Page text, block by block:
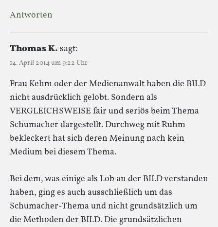
Antworten
Thomas K. sagt:
14. April 2014 um 9:22 Uhr
Frau Kehm oder der Medienanwalt haben die BILD
nicht ausdrücklich gelobt. Sondern als
VERGLEICHSWEISE fair und seriös beim Thema
Schumacher dargestellt. Durchweg mit Ruhm
bekleckert hat sich deren Meinung nach kein
Medium bei diesem Thema.
Bei dem, was einige als Lob an der BILD verstanden
haben, ging es auch ausschließlich um das
Schumacher-Thema und nicht grundsätzlich um
die Methoden der BILD. Die grundsätzlichen